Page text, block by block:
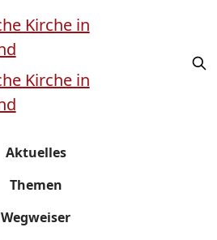
Aktuelles
Themen
Wegweiser